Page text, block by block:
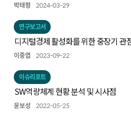
박태형 2024-03-29
연구보고서
디지털경제 활성화를 위한 중장기 관
이중엽 2023-09-22
이슈리포트
SW역량체계 현황 분석 및 시사점
윤보성 2022-05-25